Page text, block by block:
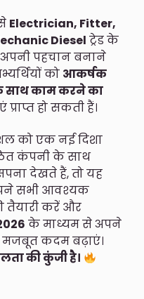
Electrician, Fitter,
Diesel ट्रेड के
अपनी पहचान बनाने
को आकर्षक
काम करने का
हो सकती हैं।
को एक नई दिशा
कंपनी के साथ
देखते हैं, तो यह
सभी आवश्यक
तैयारी करें और
के माध्यम से अपने
मजबूत कदम बढ़ाएं।
की कुंजी है।